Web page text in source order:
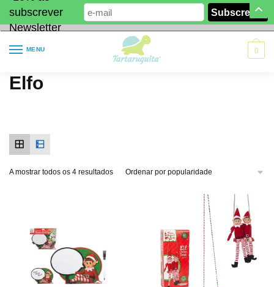
subscrever
Newsletter
MENU 0
Elfo
A mostrar todos os 4 resultados